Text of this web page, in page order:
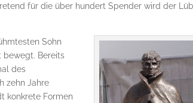
für die über hundert Spender wird der
Sohn
bewegt. Bereits
des
zehn Jahre
konkrete Formen